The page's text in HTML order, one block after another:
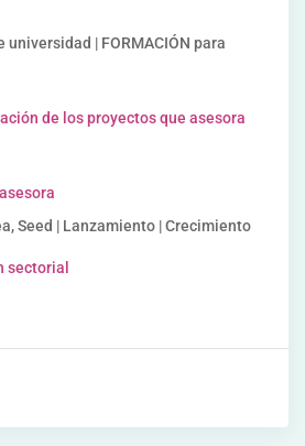
universidad | FORMACIÓN para
de los proyectos que asesora
Seed | Lanzamiento | Crecimiento
sectorial